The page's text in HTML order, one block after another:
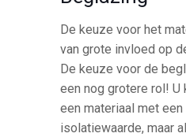
De keuze voor het
van grote invloed op
De keuze voor de
een nog grotere rol! U
een materiaal met een
isolatiewaarde, maar